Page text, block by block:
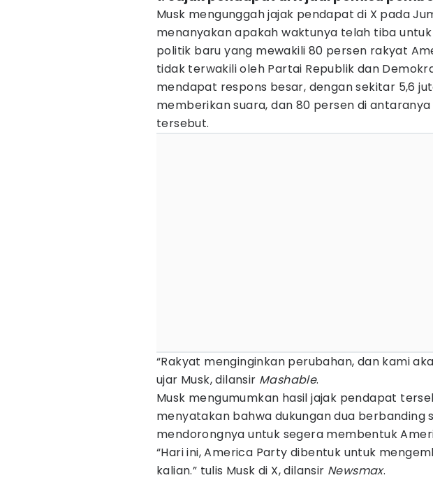
Musk mengunggah jajak pendapat di X pada
menanyakan apakah waktunya telah tiba
politik baru yang mewakili 80 persen rakyat
tidak terwakili oleh Partai Republik dan
mendapat respons besar, dengan sekitar 5,6
memberikan suara, dan 80 persen di
tersebut.
“Rakyat menginginkan perubahan, dan kami
ujar Musk, dilansir Mashable.
Musk mengumumkan hasil jajak pendapat
menyatakan bahwa dukungan dua berbanding
mendorongnya untuk segera membentuk
“Hari ini, America Party dibentuk untuk
kalian.” tulis Musk di X, dilansir Newsmax.